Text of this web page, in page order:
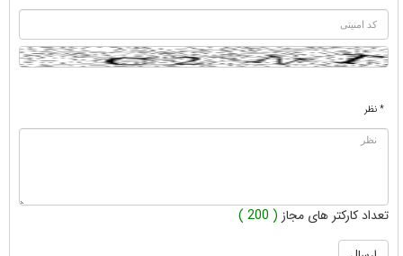
* نظر
تعداد کارکتر های مجاز ( 200 )